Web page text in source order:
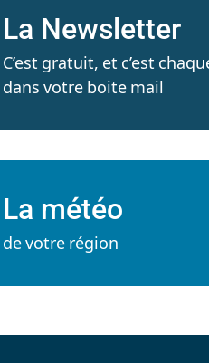
La Newsletter
C’est gratuit, et c’est
dans votre boite mail
La météo
de votre région